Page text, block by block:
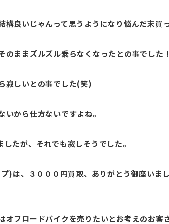
良いじゃんって思うようになり悩んだ末買
ままズルズル乗らなくなったとの事でした！
寂しいとの事でした(笑)
から仕方ないですよね。
たが、それでも寂しそうでした。
)は、３０００円買取、ありがとう御座いま
フロードバイクを売りたいとお考えのお客